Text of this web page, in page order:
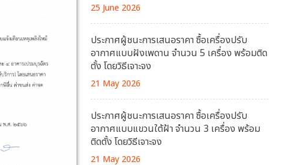
25 June 2026
ประกาศผู้ชนะการเสนอราคา ซื้อเครื่องปรับ
อากาศแบบฝังเพดาน จำนวน 5 เครื่อง พร้อมติด
ตั้ง โดยวิธีเจาะจง
21 May 2026
ประกาศผู้ชนะการเสนอราคา ซื้อเครื่องปรับ
อากาศแบบแขวนใต้ฝ้า จำนวน 3 เครื่อง พร้อม
ติดตั้ง โดยวิธีเจาะจง
21 May 2026